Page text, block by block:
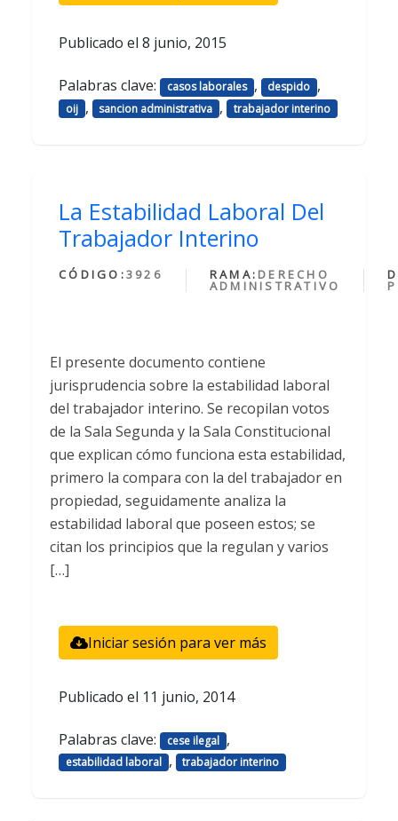
Publicado el 8 junio, 2015
Palabras clave: casos laborales , despido ,
oij , sancion administrativa , trabajador interino
La Estabilidad Laboral Del
Trabajador Interino
CÓDIGO:3926 RAMA: DERECHO
ADMINISTRATIVO
El presente documento contiene
jurisprudencia sobre la estabilidad laboral
del trabajador interino. Se recopilan votos
de la Sala Segunda y la Sala Constitucional
que explican cómo funciona esta estabilidad,
primero la compara con la del trabajador en
propiedad, seguidamente analiza la
estabilidad laboral que poseen estos; se
citan los principios que la regulan y varios
[…]
Iniciar sesión para ver más
Publicado el 11 junio, 2014
Palabras clave: cese ilegal ,
estabilidad laboral , trabajador interino